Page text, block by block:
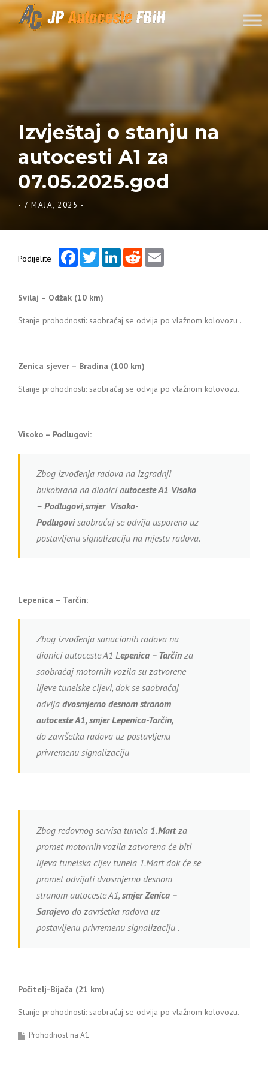
Skip to content
Izvještaj o stanju na
autocesti A1 za
07.05.2025.god
- 7 MAJA, 2025 -
Podijelite
FacebookTwitterLinkedInReddit
Svilaj – Odžak (10 km)
Stanje prohodnosti: saobraćaj se odvija po vlažnom kolovozu .
Zenica sjever – Bradina (100 km)
Stanje prohodnosti: saobraćaj se odvija po vlažnom kolovozu.
Visoko – Podlugovi:
Zbog izvođenja radova na izgradnji
bukobrana na dionici autoceste A1 Visoko
– Podlugovi,smjer Visoko-
Podlugovisaobraćaj se odvija usporeno uz
postavljenu signalizaciju na mjestu radova.
Lepenica – Tarčin:
Zbog izvođenja sanacionih radova na
dionici autoceste A1 Lepenica – Tarčin za
saobraćaj motornih vozila su zatvorene
lijeve tunelske cijevi, dok se saobraćaj
odvija dvosmjerno desnom stranom
autoceste A1, smjer Lepenica-Tarčin,
do završetka radova uz postavljenu
privremenu signalizaciju
Zbog redovnog servisa tunela 1.Martza
promet motornih vozila zatvorena će biti
lijeva tunelska cijev tunela 1.Mart dok će se
promet odvijati dvosmjerno desnom
stranom autoceste A1, smjer Zenica –
Sarajevo do završetka radova uz
postavljenu privremenu signalizaciju .
Počitelj-Bijača (21 km)
Stanje prohodnosti: saobraćaj se odvija po vlažnom kolovozu.
Prohodnost na A1